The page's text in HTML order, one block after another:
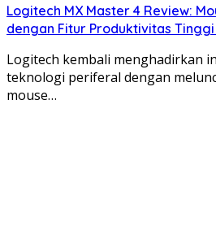
Logitech MX Master 4 Review:
dengan Fitur Produktivitas Tinggi
Logitech kembali menghadirkan
teknologi periferal dengan
mouse…